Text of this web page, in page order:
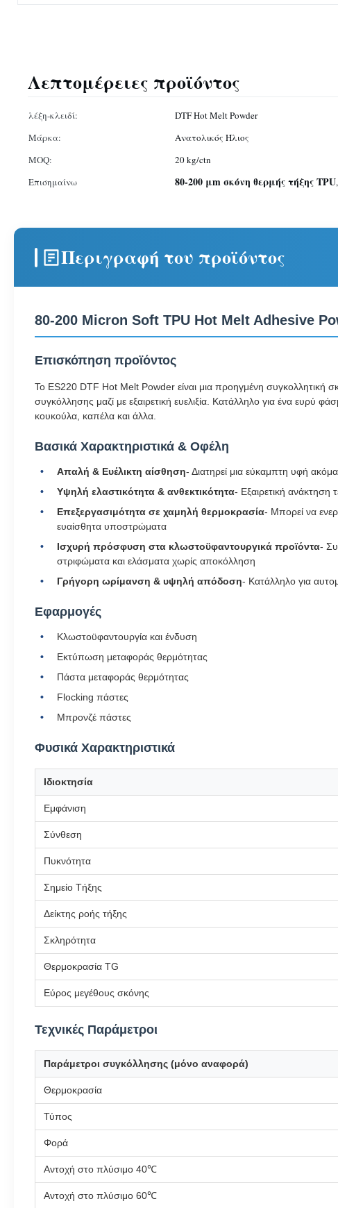
Λεπτομέρειες προϊόντος
λέξη-κλειδί: DTF Hot Melt Powder
Μάρκα:
Ανατολικός Ήλιος
MOQ:
20 kg/ctn
Επισημαίνω
80-200 μm σκόνη θερμής τήξης TPU,
Περιγραφή του προϊόντος
80-200 Micron Soft TPU Hot Melt Adhesive
Επισκόπηση προϊόντος
Το ES220 DTF Hot Melt Powder είναι μια προηγμένη
συγκόλλησης μαζί με εξαιρετική ευελιξία. Κατάλληλο για ένα ευρύ
κουκούλα, καπέλα και άλλα.
Βασικά Χαρακτηριστικά & Οφέλη
Απαλή & Ευέλικτη αίσθηση- Διατηρεί μια εύκαμπτη υφή
Υψηλή ελαστικότητα & ανθεκτικότητα- Εξαιρετική ανάκτηση
Επεξεργασιμότητα σε χαμηλή θερμοκρασία- Μπορεί να
ευαίσθητα υποστρώματα
Ισχυρή πρόσφυση στα κλωστοϋφαντουργικά προϊόντα-
στριφώματα και ελάσματα χωρίς αποκόλληση
Γρήγορη ωρίμανση & υψηλή απόδοση- Κατάλληλο για
Εφαρμογές
Κλωστοϋφαντουργία και ένδυση
Εκτύπωση μεταφοράς θερμότητας
Πάστα μεταφοράς θερμότητας
Flocking πάστες
Μπρονζέ πάστες
Φυσικά Χαρακτηριστικά
Ιδιοκτησία
Εμφάνιση
Σύνθεση
Πυκνότητα
Σημείο Τήξης
Δείκτης ροής τήξης
Σκληρότητα
Θερμοκρασία TG
Εύρος μεγέθους σκόνης
Τεχνικές Παράμετροι
Παράμετροι συγκόλλησης (μόνο αναφορά)
Θερμοκρασία
Τύπος
Φορά
Αντοχή στο πλύσιμο 40℃
Αντοχή στο πλύσιμο 60℃